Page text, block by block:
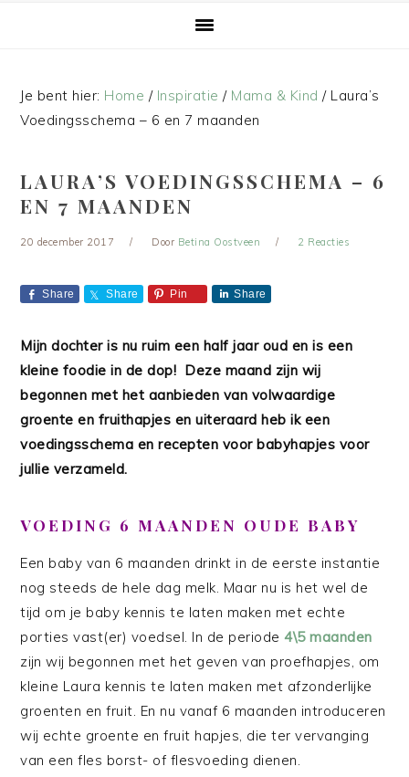
Je bent hier: Home / Inspiratie / Mama & Kind /Laura’s
Voedingsschema – 6 en 7 maanden
LAURA’S VOEDINGSSCHEMA – 6
EN 7 MAANDEN
20 december 2017 Door Betina Oostveen 2 Reacties
Share Share Pin Share
Mijn dochter is nu ruim een half jaar oud en is een
kleine foodie in de dop! Deze maand zijn wij
begonnen met het aanbieden van volwaardige
groente en fruithapjes en uiteraard heb ik een
voedingsschema en recepten voor babyhapjes voor
jullie verzameld.
VOEDING 6 MAANDEN OUDE BABY
Een baby van 6 maanden drinkt in de eerste instantie
nog steeds de hele dag melk. Maar nu is het wel de
tijd om je baby kennis te laten maken met echte
porties vast(er) voedsel. In de periode4\5 maanden
zijn wij begonnen met het geven van proefhapjes, om
kleine Laura kennis te laten maken met afzonderlijke
groenten en fruit. En nu vanaf 6 maanden introduceren
wij echte groente en fruit hapjes, die ter vervanging
van een fles borst- of flesvoeding dienen.